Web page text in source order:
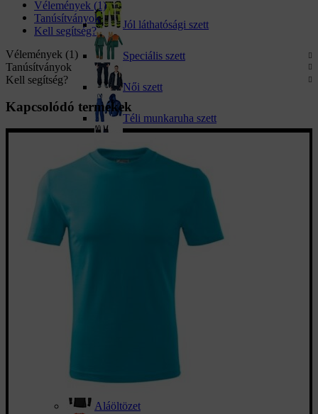
Jól láthatósági szett
Speciális szett
Női szett
Téli munkaruha szett
Kantáros szett
Szakács sapkák
Kendők és sálak
Aláöltözet
Vélemények (1)
Tanúsítványok
Kell segítség?
Vélemények (1)
Tanúsítványok
Kell segítség?
Kapcsolódó termékek